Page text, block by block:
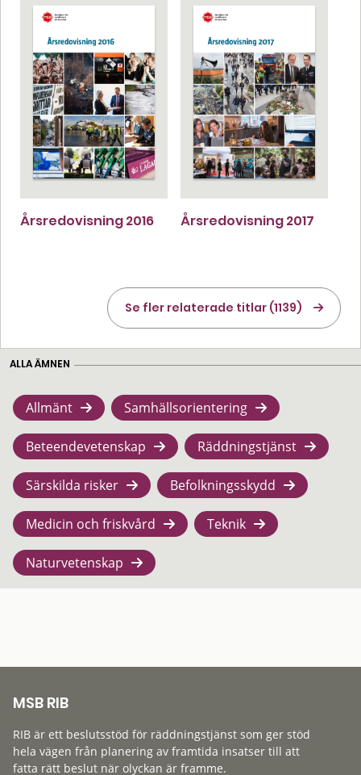
Årsredovisning 2016 Årsredovisning 2017
Se fler relaterade titlar (1139)
ALLA ÄMNEN
Allmänt Samhällsorientering
Beteendevetenskap Räddningstjänst
Särskilda risker Befolkningsskydd
Medicin och friskvård Teknik
Naturvetenskap
MSB RIB
RIB är ett beslutsstöd för räddningstjänst som ger stöd
hela vägen från planering av framtida insatser till att
fatta rätt beslut när olyckan är framme.